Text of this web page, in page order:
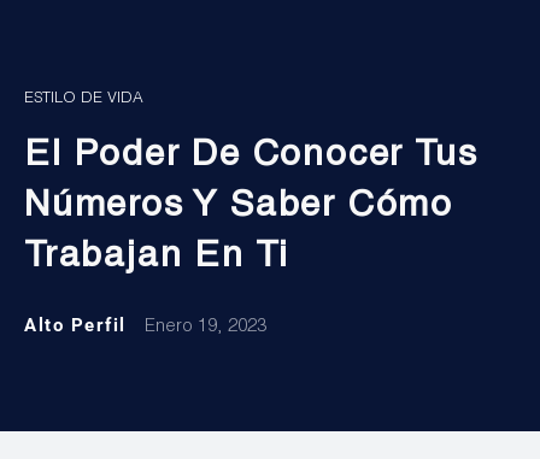
ESTILO DE VIDA
El Poder De Conocer Tus
Números Y Saber Cómo
Trabajan En Ti
Alto Perfil Enero 19, 2023